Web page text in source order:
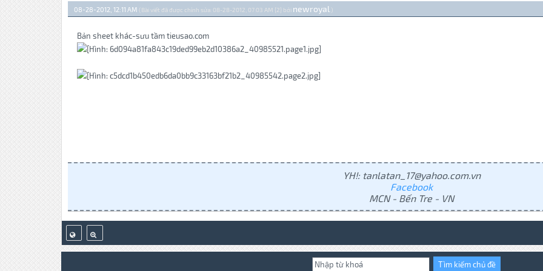
08-28-2012, 12:11 AM (Bài viết đã được chỉnh sửa: 08-28-2012, 07:03 AM {2} bởi newroyal .)
Bản sheet khác-sưu tầm tieusao.com
YH!: tanlatan_17@yahoo.com.vn
Facebook
MCN - Bến Tre - VN